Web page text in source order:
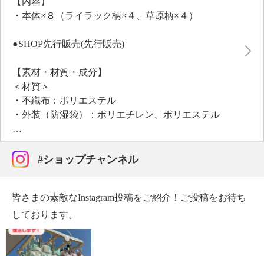
織布のデザインは、ライラックと草原をモチーフにし
た華やかなイメージ。２色セットなので、使用場所な
・本体×８（ライラック柄×４、草原柄×４）
●SHOP先行販売(先行販売)
【素材・材質・成分】
＜材質＞
・不織布：ポリエステル
・外装（防湿袋）：ポリエチレン、ポリエステル
＜成分＞
・Ｂ形シリカゲル、ハイパーシリカＩＩ
【サイズ】
・約６６×２５．５ｃｍ
・約１４０ｇ（内、成分１２０ｇ）［１シート］
【商品仕様詳細】
＜標準使用期間＞
・開封後約５年間（使用環境により異なる）
#ショップチャンネル
皆さまの素敵なInstagram投稿をご紹介！ご投稿をお待ち
しております。